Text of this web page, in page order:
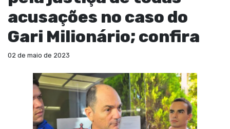
acusações no caso do
Gari Milionário; confira
02 de maio de 2023